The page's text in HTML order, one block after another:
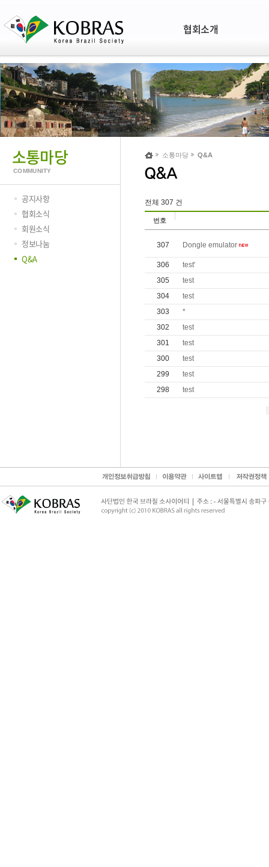
협회소개
소통마당
COMMUNITY
공지사항
협회소식
회원소식
정보나눔
Q&A
소통마당 Q&A
전체 307 건
번호
307 Dongle emulator
306
test'
305
test
304
test
303
*
302
test
301
test
300
test
299
test
298
test